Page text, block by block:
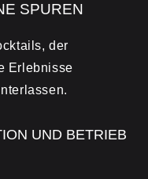
SPUREN
der
Erlebnisse
UND BETRIEB